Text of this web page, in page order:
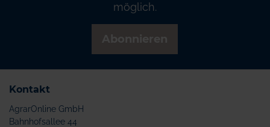
möglich.
Kontakt
AgrarOnline GmbH
Bahnhofsallee 44